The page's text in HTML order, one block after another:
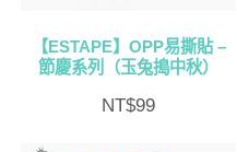
【ESTAPE】OPP易撕貼 –
節慶系列（玉兔搗中秋）
NT$99